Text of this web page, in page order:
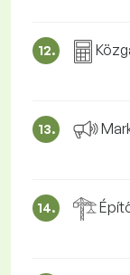
12.
13.
14.